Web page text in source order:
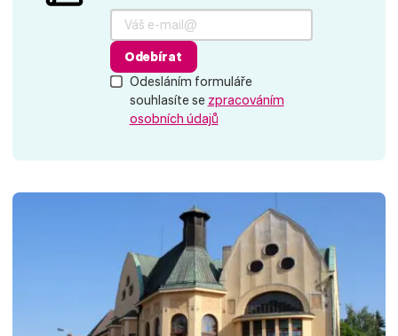
Odesláním formuláře
souhlasíte se zpracováním
osobních údajů
Odebírat